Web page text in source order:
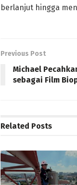
berlanjut hingga
Previous Post
Michael
sebagai Film
Related Posts